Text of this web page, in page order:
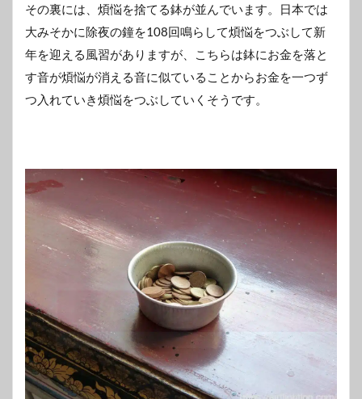
その裏には、煩悩を捨てる鉢が並んでいます。日本では
大みそかに除夜の鐘を108回鳴らして煩悩をつぶして新
年を迎える風習がありますが、こちらは鉢にお金を落と
す音が煩悩が消える音に似ていることからお金を一つず
つ入れていき煩悩をつぶしていくそうです。